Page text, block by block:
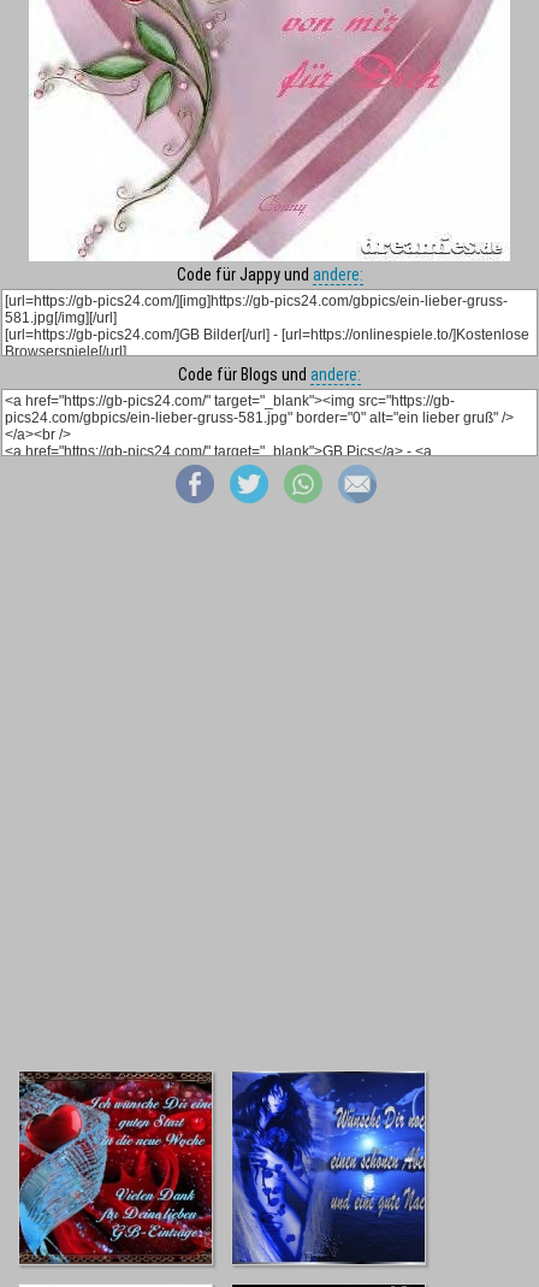
Code für Jappy und andere:
Code für Blogs und andere: